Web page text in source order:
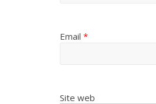
Email *
Site web